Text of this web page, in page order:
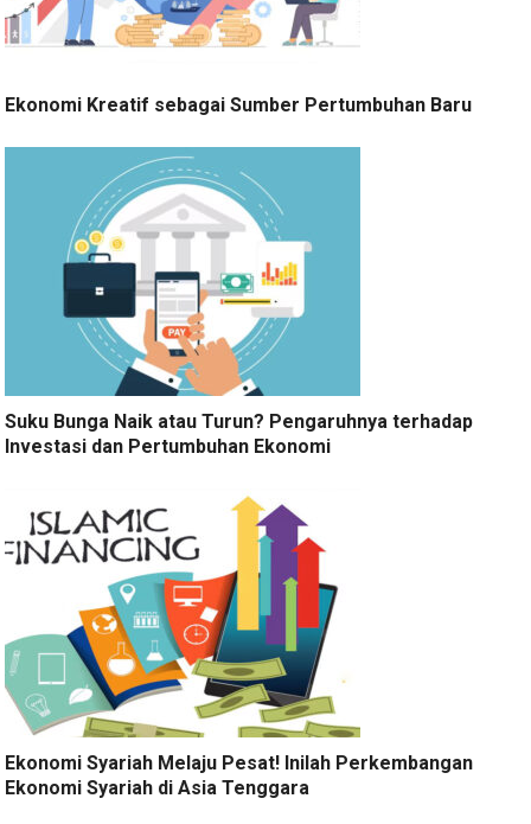
Ekonomi Kreatif sebagai Sumber Pertumbuhan Baru
Suku Bunga Naik atau Turun? Pengaruhnya terhadap
Investasi dan Pertumbuhan Ekonomi
Ekonomi Syariah Melaju Pesat! Inilah Perkembangan
Ekonomi Syariah di Asia Tenggara